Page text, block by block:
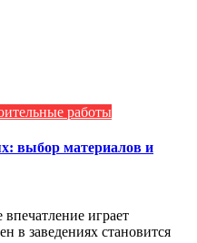
работы
выбор материалов и
играет
в заведениях становится